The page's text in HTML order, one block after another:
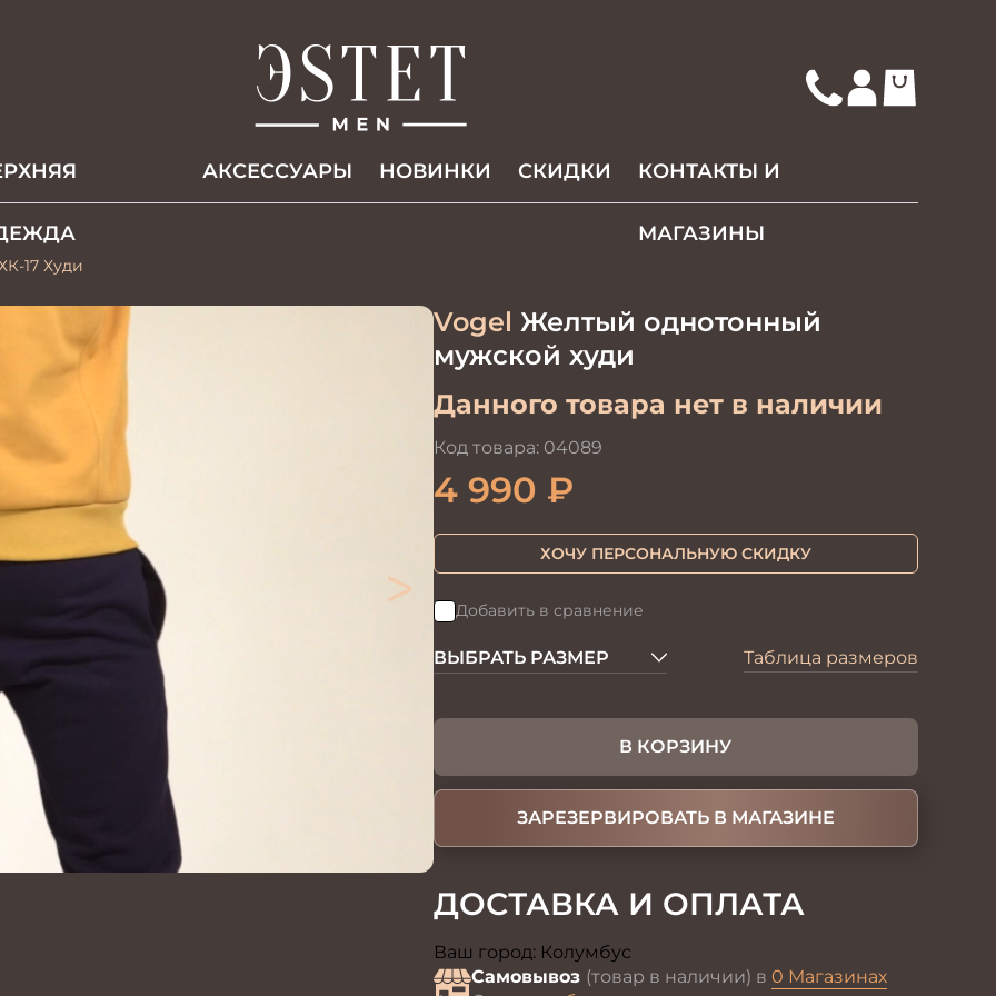
АКCЕССУАРЫ НОВИНКИ СКИДКИ КОНТАКТЫ И
МАГАЗИНЫ
17 Худи
>
Vogel Желтый однотонный
мужской худи
Данного товара нет в наличии
Код товара: 04089
4 990 ₽
ХОЧУ ПЕРСОНАЛЬНУЮ СКИДКУ
Добавить в сравнение
ВЫБРАТЬ РАЗМЕР Таблица размеров
В КОРЗИНУ
ЗАРЕЗЕРВИРОВАТЬ В МАГАЗИНЕ
ДОСТАВКА И ОПЛАТА
Ваш город: Колумбус
Самовывоз (товар в наличии) в 0 Магазинах